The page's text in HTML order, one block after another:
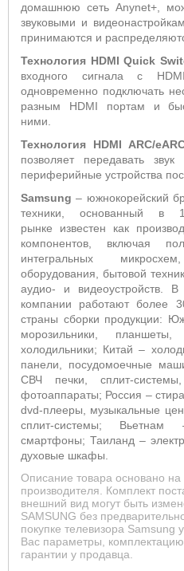
домашнюю сеть Anynet+,
звуковыми и
принимаются и
Технология HDMI Quick
входного сигнала с
одновременно подключать
разным HDMI портам и
ними.
Технология HDMI ARC/
позволяет передавать
периферийные устройства
Samsung – южнокорейский
техники, основанный в
рынке известен как
компонентов, включая
интегральных
оборудования, бытовой
аудио- и видеоустройств.
компании работают более
страны сборки продукции:
морозильники,
холодильники; Китай –
панели, посудомоечные
СВЧ печки, сплит-
фотоаппараты; Россия –
dvd-плееры, музыкальные
сплит-системы;
смартфоны; Таиланд –
духовые шкафы.
Описание товара основано
производителя. Комплект
внешний вид могут быть
SAMSUNG без
покупке телевизора Samsung
Вас параметры,
гарантии у продавца.